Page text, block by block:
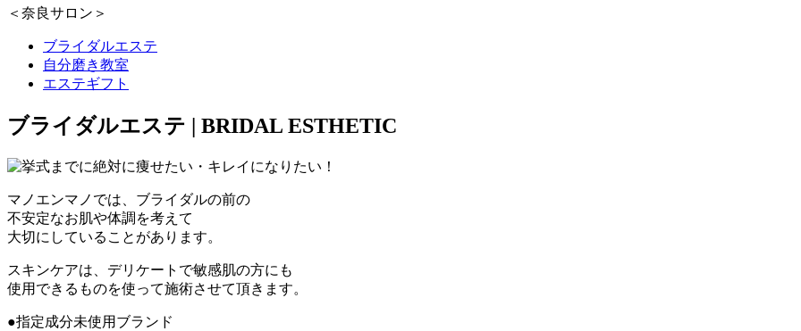
＜奈良サロン＞
ブライダルエステ
自分磨き教室
エステギフト
ブライダルエステ | BRIDAL ESTHETIC
マノエンマノでは、ブライダルの前の
不安定なお肌や体調を考えて
大切にしていることがあります。
スキンケアは、デリケートで敏感肌の方にも
使用できるものを使って施術させて頂きます。
●指定成分未使用ブランド